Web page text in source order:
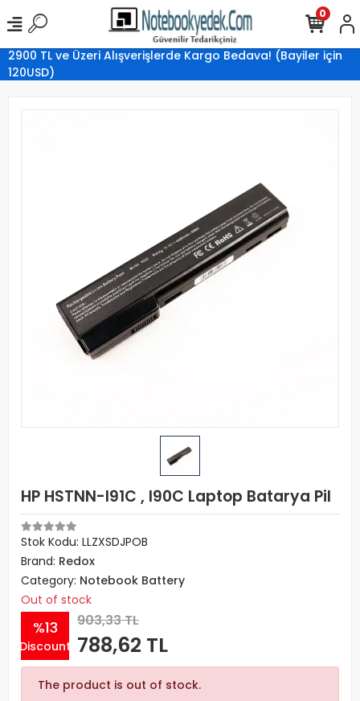
2900 TL ve Üzeri Alışverişlerde Kargo Bedava! (Bayiler için
120USD)
0
HP HSTNN-I91C , I90C Laptop Batarya Pil
Stok Kodu: LLZXSDJPOB
Brand: Redox
Category: Notebook Battery
Out of stock
%13
Discount
903,33 TL
788,62 TL
The product is out of stock.